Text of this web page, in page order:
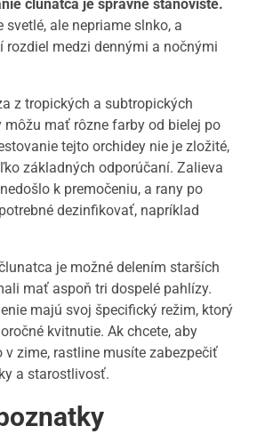
člunatca je správne stanovište.
svetlé, ale nepriame slnko, a
rozdiel medzi dennými a nočnými
z tropických a subtropických
môžu mať rôzne farby od bielej po
tejto orchidey nie je zložité,
základných odporúčaní. Zalieva
k premočeniu, a rany po
dezinfikovať, napríklad
je možné delením starších
mať aspoň tri dospelé pahlízy.
majú svoj špecifický režim, ktorý
kvitnutie. Ak chcete, aby
v zime, rastline musíte zabezpečiť
a starostlivosť.